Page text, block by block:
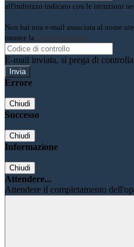
all'indirizzo indicato con le istruzioni
Non hai una e-mail associata al nome
tramite la Login Spaggiari
E-mail inviata, si prega di
Errore
Chiudi
Successo
Chiudi
Informazione
Chiudi
Attendere...
Attendere il completamento